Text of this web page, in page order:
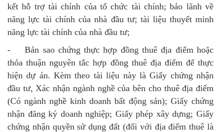
kết hỗ trợ tài chính của tổ chức tài chính; bảo lãnh về
năng lực tài chính của nhà đầu tư; tài liệu thuyết minh
năng lực tài chính của nhà đầu tư;
- Bản sao chứng thực hợp đồng thuê địa điểm hoặc
thỏa thuận nguyên tắc hợp đồng thuê địa điểm để thực
hiện dự án. Kèm theo tài liệu này là Giấy chứng nhận
đầu tư, Xác nhận ngành nghề của bên cho thuê địa điểm
(Có ngành nghề kinh doanh bất động sản); Giấy chứng
nhận đăng ký doanh nghiệp; Giấy phép xây dựng; Giấy
chứng nhận quyền sử dụng đất (đối với địa điểm thuê là